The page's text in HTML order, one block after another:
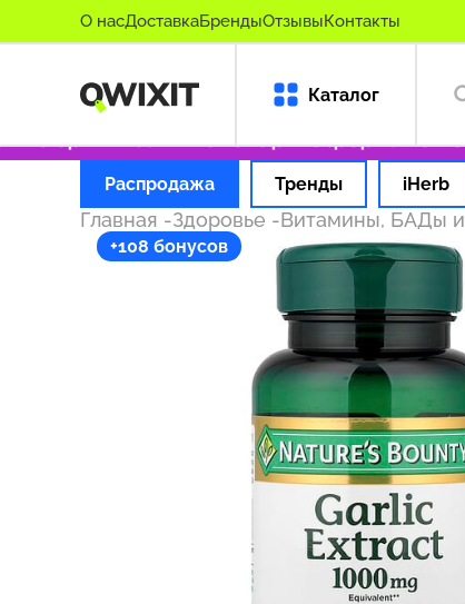
О насДоставкаБрендыОтзывыКонтакты
Каталог
оригинальные товары Оформляем
Распродажа Тренды iHerb
Главная -Здоровье -Витамины, БАДы
+108 бонусов